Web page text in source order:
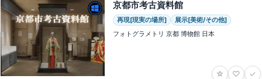
京都市考古資料館
再現[現実の場所]
展示[美術/その他]
フォトグラメトリ 京都 博物館 日本
☆ ♡ ✓